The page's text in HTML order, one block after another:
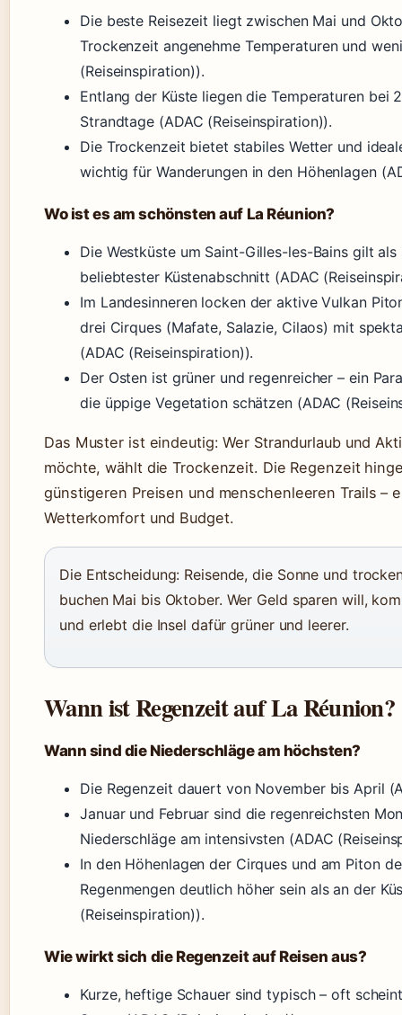
Die beste Reisezeit liegt zwischen Mai und
Trockenzeit angenehme Temperaturen und
(Reiseinspiration)).
Entlang der Küste liegen die Temperaturen bei
Strandtage (ADAC (Reiseinspiration)).
Die Trockenzeit bietet stabiles Wetter und
wichtig für Wanderungen in den Höhenlagen
Wo ist es am schönsten auf La Réunion?
Die Westküste um Saint-Gilles-les-Bains gilt
beliebtester Küstenabschnitt (ADAC
Im Landesinneren locken der aktive Vulkan
drei Cirques (Mafate, Salazie, Cilaos) mit
(ADAC (Reiseinspiration)).
Der Osten ist grüner und regenreicher – ein
die üppige Vegetation schätzen (ADAC
Das Muster ist eindeutig: Wer Strandurlaub und
möchte, wählt die Trockenzeit. Die Regenzeit
günstigeren Preisen und menschenleeren Trails –
Wetterkomfort und Budget.
Die Entscheidung: Reisende, die Sonne und
buchen Mai bis Oktober. Wer Geld sparen will,
und erlebt die Insel dafür grüner und leerer.
Wann ist Regenzeit auf La Réunion?
Wann sind die Niederschläge am höchsten?
Die Regenzeit dauert von November bis April
Januar und Februar sind die regenreichsten
Niederschläge am intensivsten (ADAC
In den Höhenlagen der Cirques und am Piton
Regenmengen deutlich höher sein als an der
(Reiseinspiration)).
Wie wirkt sich die Regenzeit auf Reisen aus?
Kurze, heftige Schauer sind typisch – oft